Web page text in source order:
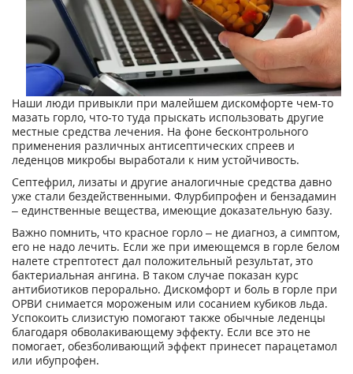
Наши люди привыкли при малейшем дискомфорте чем-то
мазать горло, что-то туда прыскать использовать другие
местные средства лечения. На фоне бесконтрольного
применения различных антисептических спреев и
леденцов микробы выработали к ним устойчивость.
Септефрил, лизаты и другие аналогичные средства давно
уже стали бездейственными. Флурбипрофен и бензадамин
– единственные вещества, имеющие доказательную базу.
Важно помнить, что красное горло – не диагноз, а симптом,
его не надо лечить. Если же при имеющемся в горле белом
налете стрептотест дал положительный результат, это
бактериальная ангина. В таком случае показан курс
антибиотиков перорально. Дискомфорт и боль в горле при
ОРВИ снимается мороженым или сосанием кубиков льда.
Успокоить слизистую помогают также обычные леденцы
благодаря обволакивающему эффекту. Если все это не
помогает, обезболивающий эффект принесет парацетамол
или ибупрофен.